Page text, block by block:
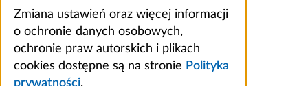
Zmiana ustawień oraz więcej informacji
o ochronie danych osobowych,
ochronie praw autorskich i plikach
cookies dostępne są na stronie Polityka
prywatności.